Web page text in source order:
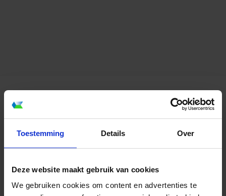
Toestemming Details Over
Deze website maakt gebruik van cookies
We gebruiken cookies om content en advertenties te
Een offerte aanvragen of direct online bestellen?
Dat kan eenvoudig via de
online prijscalculatie.
KvK: 51017849
RABO: 031.62.79.803